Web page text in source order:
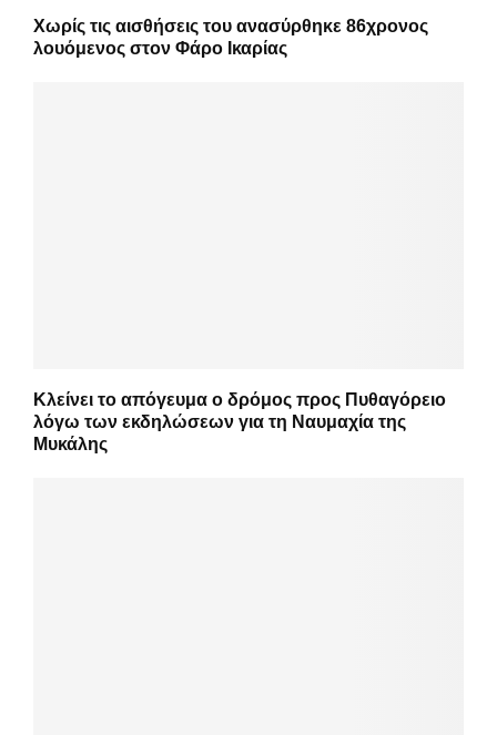
Χωρίς τις αισθήσεις του ανασύρθηκε 86χρονος
λουόμενος στον Φάρο Ικαρίας
Κλείνει το απόγευμα ο δρόμος προς Πυθαγόρειο
λόγω των εκδηλώσεων για τη Ναυμαχία της
Μυκάλης